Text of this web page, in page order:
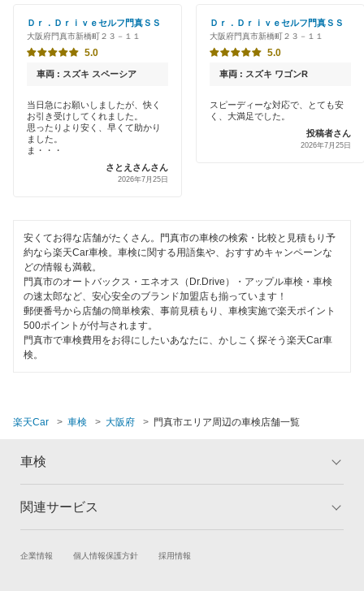
大阪狭山市
貝塚市
交野市
河内長野市
吹田市
摂津市
泉南郡
泉南市
大東市
高石市
豊能郡
クレジットカードOK
土日祝OK
代車あり
引取り・納車あり
EV車OK
120分以内の車検
1日車検
夜間受付
閉じる
車検のコバック
キグナス車検
Ｄｒ．Ｄｒｉｖｅセルフ門真ＳＳ
大阪府門真市新橋町２３－１１
5.0
車両 : スズキ スペーシア
当日急にお願いしましたが、快く
お引き受けしてくれました。
思ったりより安く、早くて助かり
ました。
ま・・・
さとえさんさん
2026年7月25日
Ｄｒ．Ｄｒｉｖｅセルフ門真ＳＳ
大阪府門真市新橋町２３－１１
5.0
車両 : スズキ ワゴンR
スピーディーな対応で、とても安
く、大満足でした。
投稿者さん
2026年7月25日
安くてお得な店舗がたくさん。門真市の車検の検索・比較と見積もり予
約なら楽天Car車検。車検に関する用語集や、おすすめキャンペーンな
どの情報も満載。
門真市のオートバックス・エネオス（Dr.Drive）・アップル車検・車検
の速太郎など、安心安全のブランド加盟店も揃っています！
郵便番号から店舗の簡単検索、事前見積もり、車検実施で楽天ポイント
500ポイントが付与されます。
門真市で車検費用をお得にしたいあなたに、かしこく探そう楽天Car車
検。
楽天Car 車検 大阪府 門真市エリア周辺の車検店舗一覧
車検
トップ
車検の基礎知識 キャンペーン一覧
関連サービス
試乗・商談 新車購入
企業情報 個人情報保護方針 採用情報